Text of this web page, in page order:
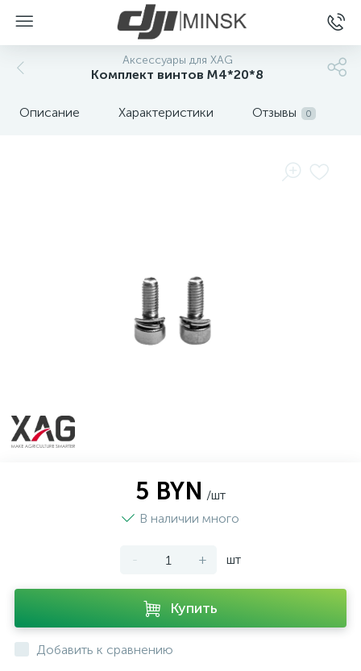
Аксессуары для XAG
Комплект винтов M4*20*8
Описание Характеристики Отзывы 0
5 BYN /шт
В наличии много
- + шт
Купить
Добавить к сравнению